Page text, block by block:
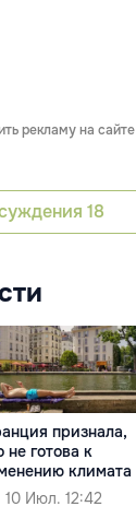
рекламу на сайте
18
признала,
не готова к
климата
10 Июл. 12:42